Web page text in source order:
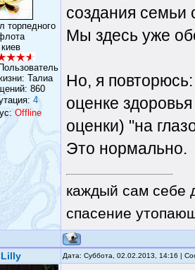
торпедного
киев
Талиа
860
4
Offline
создания семьи
Мы здесь уже
Но, я повторюсь:
оценке
оценки) "на
Это нормально.
каждый сам себе
спасение
Lilly Дата: Суббота, 02.02.2013, 14:16 |